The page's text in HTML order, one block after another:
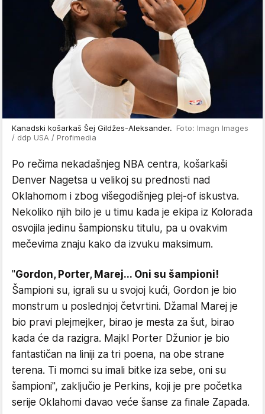
Kanadski košarkaš Šej Gildžes-Aleksander. Foto: Imagn Images
/ ddp USA / Profimedia
Po rečima nekadašnjeg NBA centra, košarkaši
Denver Nagetsa u velikoj su prednosti nad
Oklahomom i zbog višegodišnjeg plej-of iskustva.
Nekoliko njih bilo je u timu kada je ekipa iz Kolorada
osvojila jedinu šampionsku titulu, pa u ovakvim
mečevima znaju kako da izvuku maksimum.
"Gordon, Porter, Marej... Oni su šampioni!
Šampioni su, igrali su u svojoj kući, Gordon je bio
monstrum u poslednjoj četvrtini. Džamal Marej je
bio pravi plejmejker, birao je mesta za šut, birao
kada će da razigra. Majkl Porter Džunior je bio
fantastičan na liniji za tri poena, na obe strane
terena. Ti momci su imali bitke iza sebe, oni su
šampioni", zaključio je Perkins, koji je pre početka
serije Oklahomi davao veće šanse za finale Zapada.